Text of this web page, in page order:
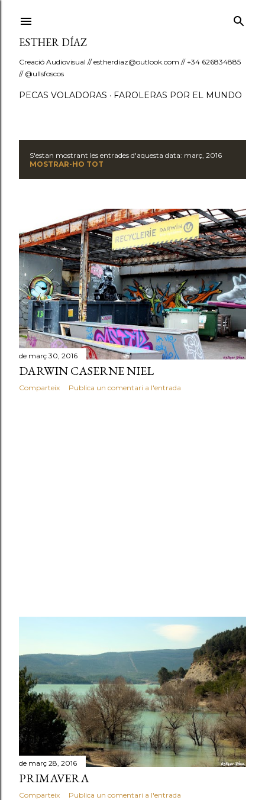
ESTHER DÍAZ
Creació Audiovisual // estherdiaz@outlook.com // +34 626834885
// @ullsfoscos
PECAS VOLADORAS FAROLERAS POR EL MUNDO
r
a
d
e
s
S'estan mostrant les entrades d'aquesta data: març, 2016
MOSTRAR-HO TOT
de març 30, 2016
DARWIN CASERNE NIEL
Comparteix Publica un comentari a l'entrada
de març 28, 2016
PRIMAVERA
Comparteix Publica un comentari a l'entrada